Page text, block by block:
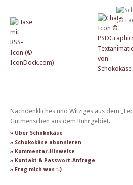
Nachdenkliches und Witziges aus dem
Gutmenschen aus dem Ruhrgebiet.
» Über Schokokäse
» Schokokäse abonnieren
» Kommentar-Hinweise
» Kontakt & Passwort-Anfrage
» Frag mich was :-)